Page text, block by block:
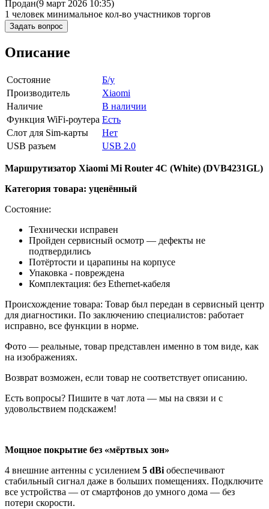
Продан(9 март 2026 10:35)
1 человек минимальное кол-во участников торгов
Задать вопрос
Описание
Состояние
Б/у
Производитель
Xiaomi
Наличие
В наличии
Функция WiFi-роутера Есть
Слот для Sim-карты
Нет
USB разъем
USB 2.0
Маршрутизатор Xiaomi Mi Router 4C (White) (DVB4231GL)
Категория товара: уценённый
Состояние:
Технически исправен
Пройден сервисный осмотр — дефекты не
подтвердились
Потёртости и царапины на корпусе
Упаковка - повреждена
Комплектация: без Ethernet-кабеля
Происхождение товара: Товар был передан в сервисный центр
для диагностики. По заключению специалистов: работает
исправно, все функции в норме.
Фото — реальные, товар представлен именно в том виде, как
на изображениях.
Возврат возможен, если товар не соответствует описанию.
Есть вопросы? Пишите в чат лота — мы на связи и с
удовольствием подскажем!
Мощное покрытие без «мёртвых зон»
4 внешние антенны с усилением 5 dBi обеспечивают
стабильный сигнал даже в больших помещениях. Подключите
все устройства — от смартфонов до умного дома — без
потери скорости.